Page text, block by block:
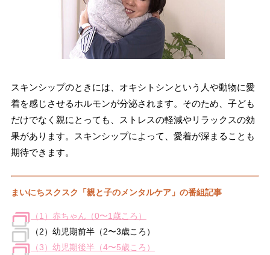
スキンシップのときには、オキシトシンという人や動物に愛
着を感じさせるホルモンが分泌されます。そのため、子ども
だけでなく親にとっても、ストレスの軽減やリラックスの効
果があります。スキンシップによって、愛着が深まることも
期待できます。
まいにちスクスク「親と子のメンタルケア」の番組記事
（1）赤ちゃん（0〜1歳ころ）
（2）幼児期前半（2〜3歳ころ）
（3）幼児期後半（4〜5歳ころ）